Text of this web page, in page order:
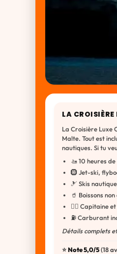
LA
La Croisière Luxe
Malte. Tout est
nautiques. Si tu
🚤 10 heures
🛞 Jet-ski,
🎿 Skis
🥤 Boissons
👨‍✈️ Capitaine
⛽ Carburant
Détails complets
⭐️Note 5,0/5(18